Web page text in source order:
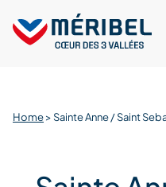
content
Home>Sainte Anne / Saint